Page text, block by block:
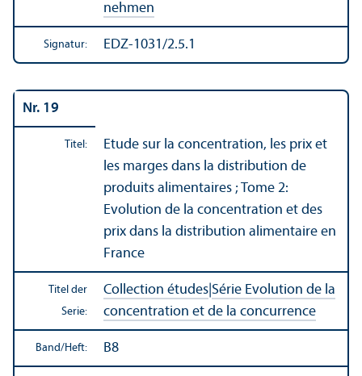
nehmen
Signatur: EDZ-1031/2.5.1
Nr. 19
Titel:
Etude sur la concentration, les prix et
les marges dans la distribution de
produits alimentaires ; Tome 2:
Evolution de la concentration et des
prix dans la distribution alimentaire en
France
Titel der
Serie:
Collection études Série Evolution de la
concentration et de la concurrence
Band/Heft: B8